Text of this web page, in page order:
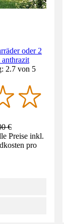
oder 2
2.7 von 5
€
Preise inkl.
pro